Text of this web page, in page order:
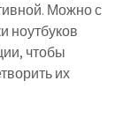
Можно с
ноутбуков
чтобы
их